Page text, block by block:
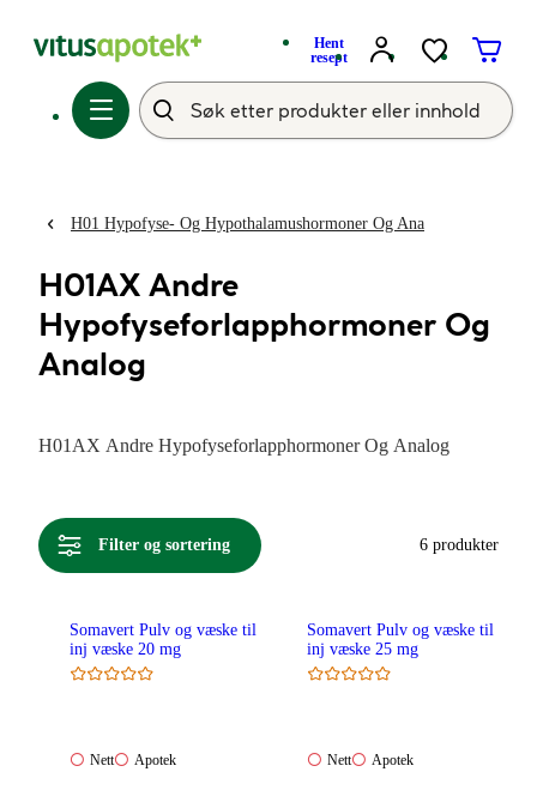
Hent
resept
H01 Hypofyse- Og Hypothalamushormoner Og Ana
H01AX Andre
Hypofyseforlapphormoner Og
Analog
H01AX Andre Hypofyseforlapphormoner Og Analog
Filter og sortering 6 produkter
Somavert Pulv og væske til
inj væske 20 mg
Nett:
Nett
Apotek:
Apotek
Somavert Pulv og væske til
inj væske 25 mg
Nett:
Nett
Apotek:
Apotek